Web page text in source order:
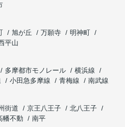
旭が丘 万願寺
明神町
平山
多摩都市モノレール
横浜線
小田急多摩線 青梅線
南武線
街道 京王八王子
北八王子
幡不動 南平